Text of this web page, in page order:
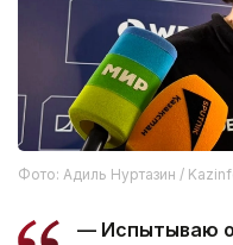
Фото: Адиль Нуртазин /
— Испытываю